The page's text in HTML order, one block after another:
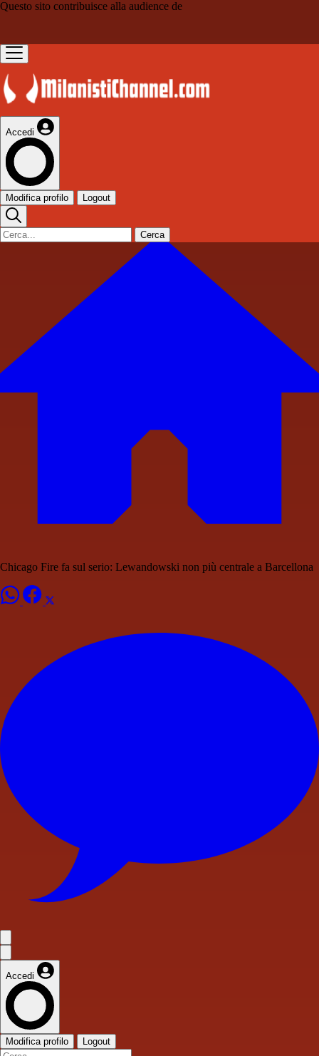
Questo sito contribuisce alla audience de
Accedi
Modifica profilo Logout
Cerca
Chicago Fire fa sul serio: Lewandowski non più centrale a Barcellona
Accedi
Modifica profilo Logout